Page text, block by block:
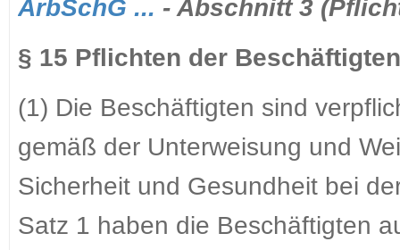
ArbSchG ... - Abschnitt 3
§ 15 Pflichten der Beschäftigten
(1) Die Beschäftigten sind
gemäß der Unterweisung und
Sicherheit und Gesundheit bei
Satz 1 haben die Beschäftigten